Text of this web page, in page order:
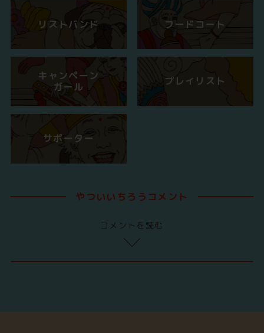
リストバンド フードコート
キャンペーン
ガール
プレイリスト
サポーター
やついいちろうコメント
コメントを読む